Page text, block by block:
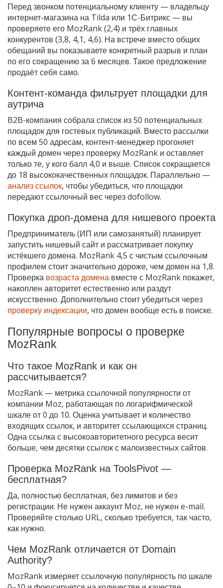
Перед звонком потенциальному клиенту — владельцу
интернет-магазина на Tilda или 1С-Битрикс — вы
проверяете его MozRank (2,4) и трёх главных
конкурентов (3,8, 4,1, 4,6). На встрече вместо общих
обещаний вы показываете конкретный разрыв и план
по его сокращению за 6 месяцев. Такое предложение
продаёт себя само.
Контент-команда фильтрует площадки для
аутрича
B2B-компания собрала список из 50 потенциальных
площадок для гостевых публикаций. Вместо рассылки
по всем 50 адресам, контент-менеджер прогоняет
каждый домен через проверку MozRank и оставляет
только те, у кого балл 4,0 и выше. Список сокращается
до 18 высококачественных площадок. Параллельно —
анализ ссылок, чтобы убедиться, что площадки
передают ссылочный вес через dofollow.
Покупка дроп-домена для нишевого проекта
Предприниматель (ИП или самозанятый) планирует
запустить нишевый сайт и рассматривает покупку
истёкшего домена. MozRank 4,5 с чистым ссылочным
профилем стоит значительно дороже, чем домен на 1,8.
Проверка возраста домена вместе с MozRank покажет,
накоплен авторитет естественно или раздут
искусственно. Дополнительно стоит убедиться через
проверку индексации, что домен вообще есть в поиске.
Популярные вопросы о проверке
MozRank
Что такое MozRank и как он
рассчитывается?
MozRank — метрика ссылочной популярности от
компании Moz, работающая по логарифмической
шкале от 0 до 10. Оценка учитывает и количество
входящих ссылок, и авторитет ссылающихся страниц.
Одна ссылка с высокоавторитетного ресурса весит
больше, чем десятки ссылок с малоизвестных сайтов.
Проверка MozRank на ToolsPivot —
бесплатная?
Да, полностью бесплатная, без лимитов и без
регистрации. Не нужен аккаунт Moz, не нужен e-mail.
Проверяйте столько URL, сколько требуется, так часто,
как нужно.
Чем MozRank отличается от Domain
Authority?
MozRank измеряет ссылочную популярность по шкале